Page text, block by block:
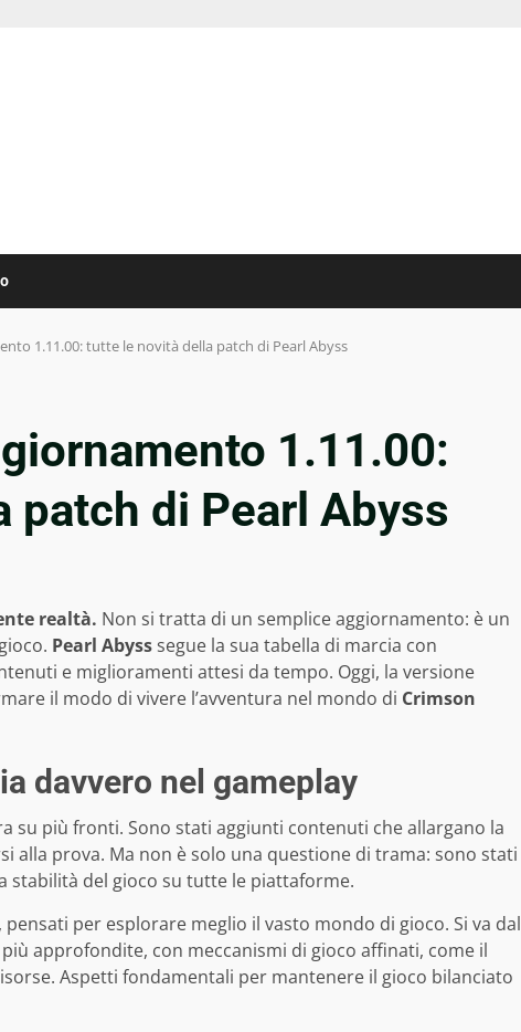
1.11.00: tutte le novità della patch di Pearl Abyss
1.11.00:
di Pearl Abyss
realtà. Non si tratta di un semplice aggiornamento: è un
Pearl Abysssegue la sua tabella di marcia con
e miglioramenti attesi da tempo. Oggi, la versione
il modo di vivere l’avventura nel mondo di Crimson
davvero nel gameplay
su più fronti. Sono stati aggiunti contenuti che allargano la
alla prova. Ma non è solo una questione di trama: sono stati
stabilità del gioco su tutte le piattaforme.
per esplorare meglio il vasto mondo di gioco. Si va dal
approfondite, con meccanismi di gioco affinati, come il
Aspetti fondamentali per mantenere il gioco bilanciato